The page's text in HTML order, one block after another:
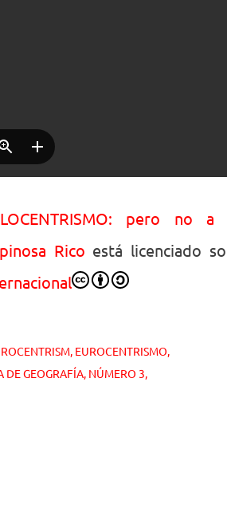
pero no a
Rico está licenciado
EUROCENTRISMO
DE GEOGRAFÍA NÚMERO 3